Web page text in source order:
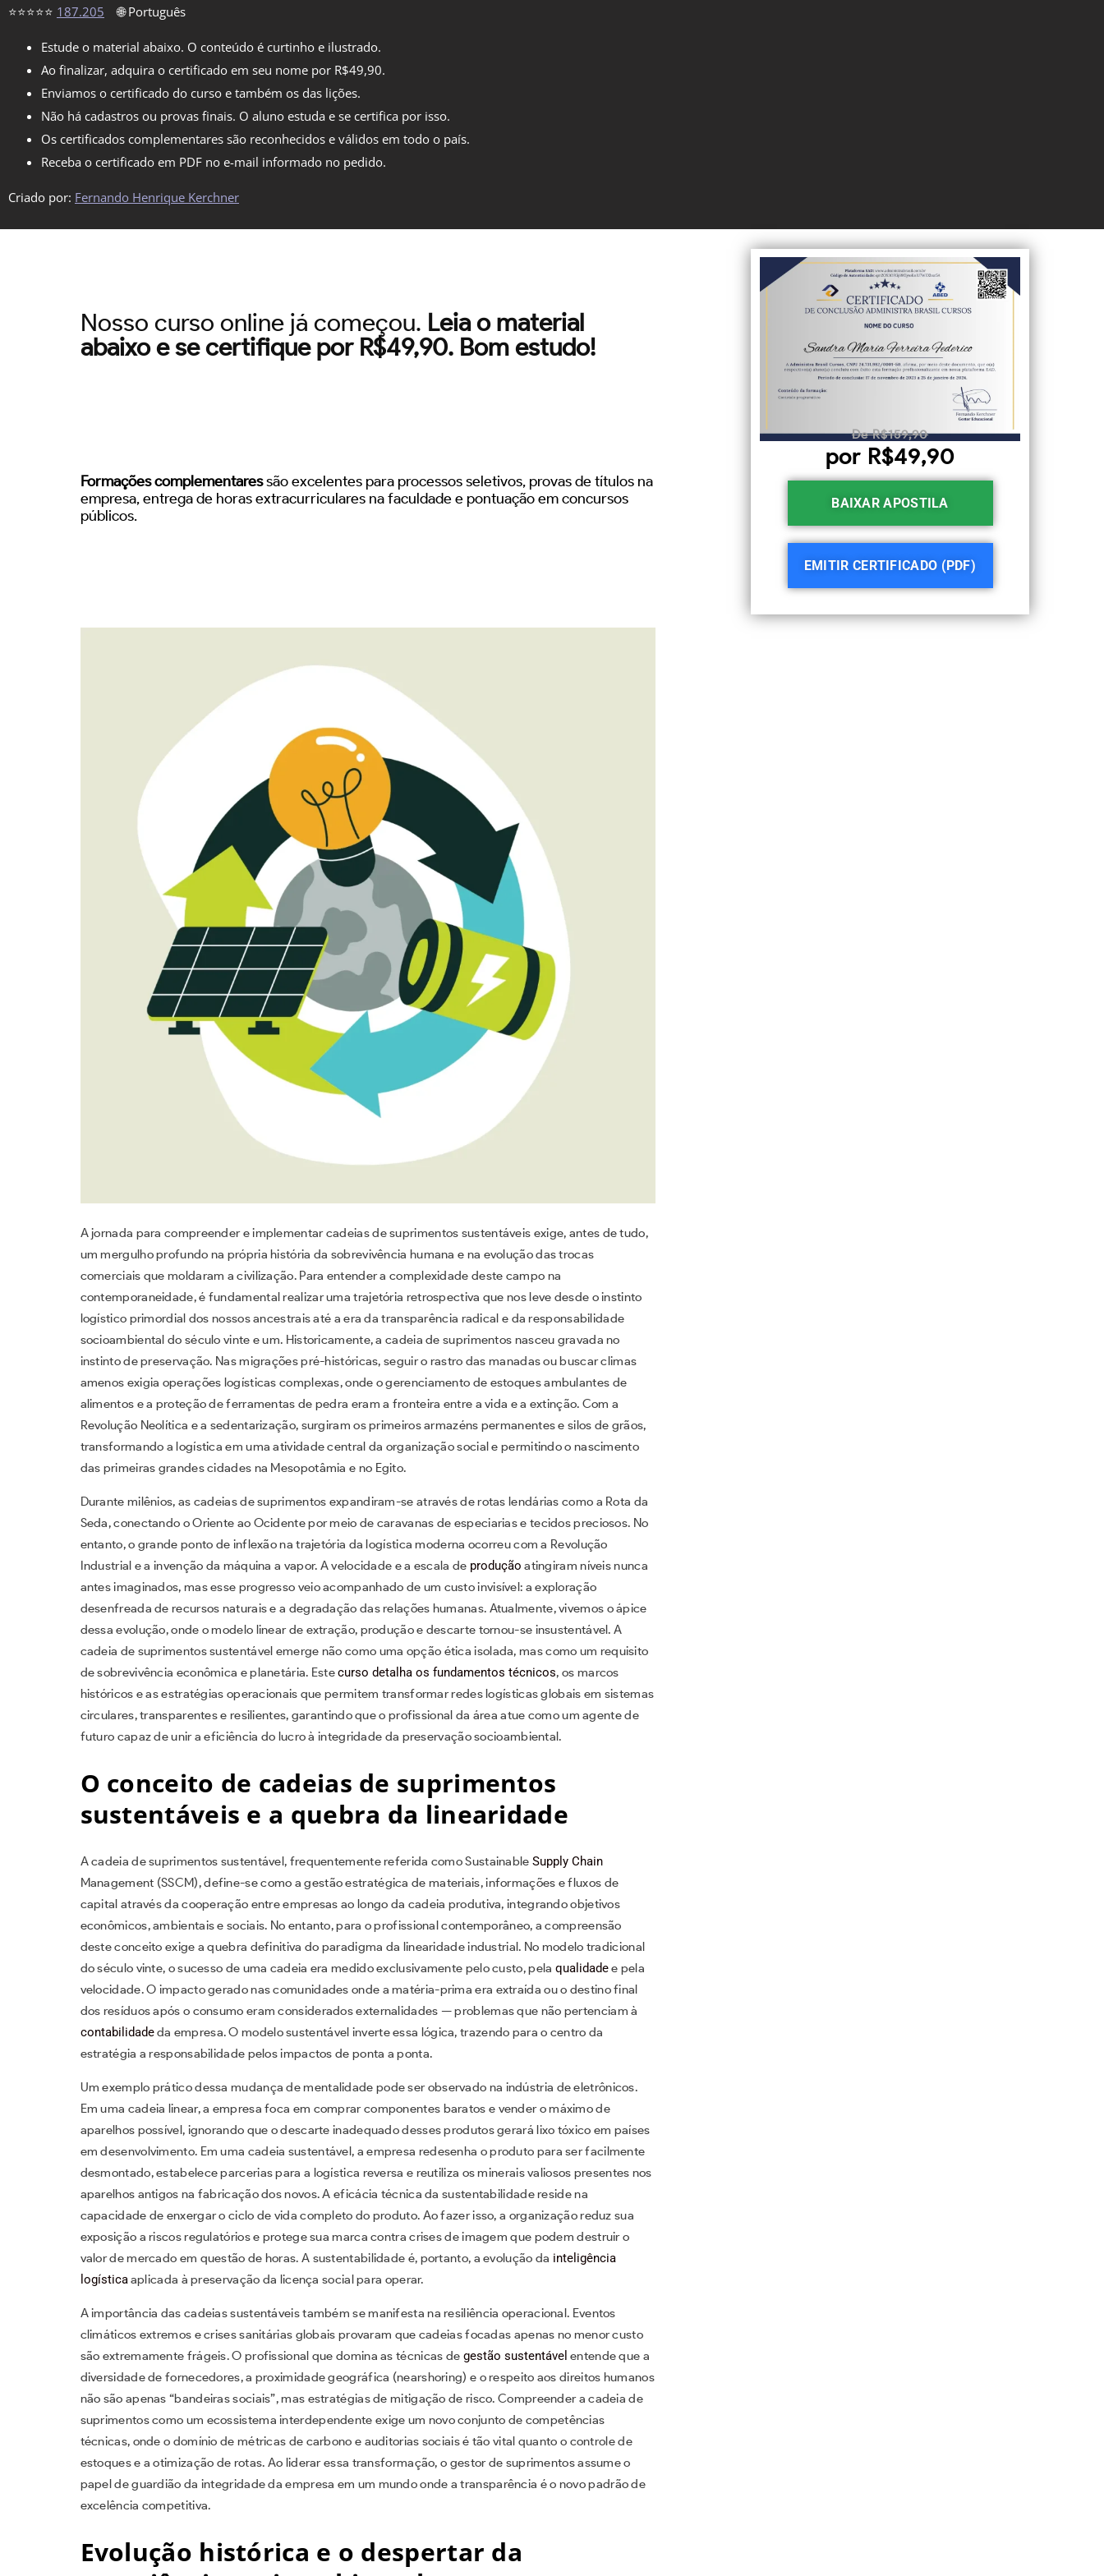
⭐⭐⭐⭐⭐ 187.205 🌐 Português
Estude o material abaixo. O conteúdo é curtinho e ilustrado.
Ao finalizar, adquira o certificado em seu nome por R$49,90.
Enviamos o certificado do curso e também os das lições.
Não há cadastros ou provas finais. O aluno estuda e se certifica por isso.
Os certificados complementares são reconhecidos e válidos em todo o país.
Receba o certificado em PDF no e-mail informado no pedido.
Criado por: Fernando Henrique Kerchner
Nosso curso online já começou. Leia o material
abaixo e se certifique por R$49,90. Bom estudo!
Formações complementaressão excelentes para processos seletivos, provas de títulos na
empresa, entrega de horas extracurriculares na faculdade e pontuação em concursos
públicos.
A jornada para compreender e implementar cadeias de suprimentos sustentáveis exige, antes de tudo,
um mergulho profundo na própria história da sobrevivência humana e na evolução das trocas
comerciais que moldaram a civilização. Para entender a complexidade deste campo na
contemporaneidade, é fundamental realizar uma trajetória retrospectiva que nos leve desde o instinto
logístico primordial dos nossos ancestrais até a era da transparência radical e da responsabilidade
socioambiental do século vinte e um. Historicamente, a cadeia de suprimentos nasceu gravada no
instinto de preservação. Nas migrações pré-históricas, seguir o rastro das manadas ou buscar climas
amenos exigia operações logísticas complexas, onde o gerenciamento de estoques ambulantes de
alimentos e a proteção de ferramentas de pedra eram a fronteira entre a vida e a extinção. Com a
Revolução Neolítica e a sedentarização, surgiram os primeiros armazéns permanentes e silos de grãos,
transformando a logística em uma atividade central da organização social e permitindo o nascimento
das primeiras grandes cidades na Mesopotâmia e no Egito.
Durante milênios, as cadeias de suprimentos expandiram-se através de rotas lendárias como a Rota da
Seda, conectando o Oriente ao Ocidente por meio de caravanas de especiarias e tecidos preciosos. No
entanto, o grande ponto de inflexão na trajetória da logística moderna ocorreu com a Revolução
Industrial e a invenção da máquina a vapor. A velocidade e a escala de produção atingiram níveis nunca
antes imaginados, mas esse progresso veio acompanhado de um custo invisível: a exploração
desenfreada de recursos naturais e a degradação das relações humanas. Atualmente, vivemos o ápice
dessa evolução, onde o modelo linear de extração, produção e descarte tornou-se insustentável. A
cadeia de suprimentos sustentável emerge não como uma opção ética isolada, mas como um requisito
de sobrevivência econômica e planetária. Estecurso detalha os fundamentos técnicos, os marcos
históricos e as estratégias operacionais que permitem transformar redes logísticas globais em sistemas
circulares, transparentes e resilientes, garantindo que o profissional da área atue como um agente de
futuro capaz de unir a eficiência do lucro à integridade da preservação socioambiental.
O conceito de cadeias de suprimentos
sustentáveis e a quebra da linearidade
A cadeia de suprimentos sustentável, frequentemente referida como Sustainable Supply Chain
Management (SSCM), define-se como a gestão estratégica de materiais, informações e fluxos de
capital através da cooperação entre empresas ao longo da cadeia produtiva, integrando objetivos
econômicos, ambientais e sociais. No entanto, para o profissional contemporâneo, a compreensão
deste conceito exige a quebra definitiva do paradigma da linearidade industrial. No modelo tradicional
do século vinte, o sucesso de uma cadeia era medido exclusivamente pelo custo, pela qualidadee pela
velocidade. O impacto gerado nas comunidades onde a matéria-prima era extraída ou o destino final
dos resíduos após o consumo eram considerados externalidades — problemas que não pertenciam à
contabilidadeda empresa. O modelo sustentável inverte essa lógica, trazendo para o centro da
estratégia a responsabilidade pelos impactos de ponta a ponta.
Um exemplo prático dessa mudança de mentalidade pode ser observado na indústria de eletrônicos.
Em uma cadeia linear, a empresa foca em comprar componentes baratos e vender o máximo de
aparelhos possível, ignorando que o descarte inadequado desses produtos gerará lixo tóxico em países
em desenvolvimento. Em uma cadeia sustentável, a empresa redesenha o produto para ser facilmente
desmontado, estabelece parcerias para a logística reversa e reutiliza os minerais valiosos presentes nos
aparelhos antigos na fabricação dos novos. A eficácia técnica da sustentabilidade reside na
capacidade de enxergar o ciclo de vida completo do produto. Ao fazer isso, a organização reduz sua
exposição a riscos regulatórios e protege sua marca contra crises de imagem que podem destruir o
valor de mercado em questão de horas. A sustentabilidade é, portanto, a evolução da inteligência
logísticaaplicada à preservação da licença social para operar.
A importância das cadeias sustentáveis também se manifesta na resiliência operacional. Eventos
climáticos extremos e crises sanitárias globais provaram que cadeias focadas apenas no menor custo
são extremamente frágeis. O profissional que domina as técnicas de gestão sustentável entende que a
diversidade de fornecedores, a proximidade geográfica (nearshoring) e o respeito aos direitos humanos
não são apenas “bandeiras sociais”, mas estratégias de mitigação de risco. Compreender a cadeia de
suprimentos como um ecossistema interdependente exige um novo conjunto de competências
técnicas, onde o domínio de métricas de carbono e auditorias sociais é tão vital quanto o controle de
estoques e a otimização de rotas. Ao liderar essa transformação, o gestor de suprimentos assume o
papel de guardião da integridade da empresa em um mundo onde a transparência é o novo padrão de
excelência competitiva.
Evolução histórica e o despertar da
De R$159,90
por R$49,90
BAIXAR APOSTILA
EMITIR CERTIFICADO (PDF)